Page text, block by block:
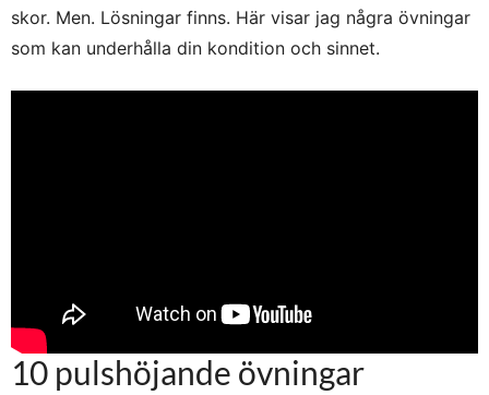
skor. Men. Lösningar finns. Här visar jag några övningar
som kan underhålla din kondition och sinnet.
10 pulshöjande övningar